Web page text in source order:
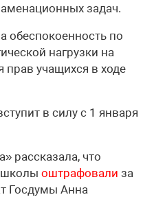
задач.
обеспокоенность по
нагрузки на
учащихся в ходе
в силу с 1 января
рассказала, что
школы оштрафовали за
Госдумы Анна